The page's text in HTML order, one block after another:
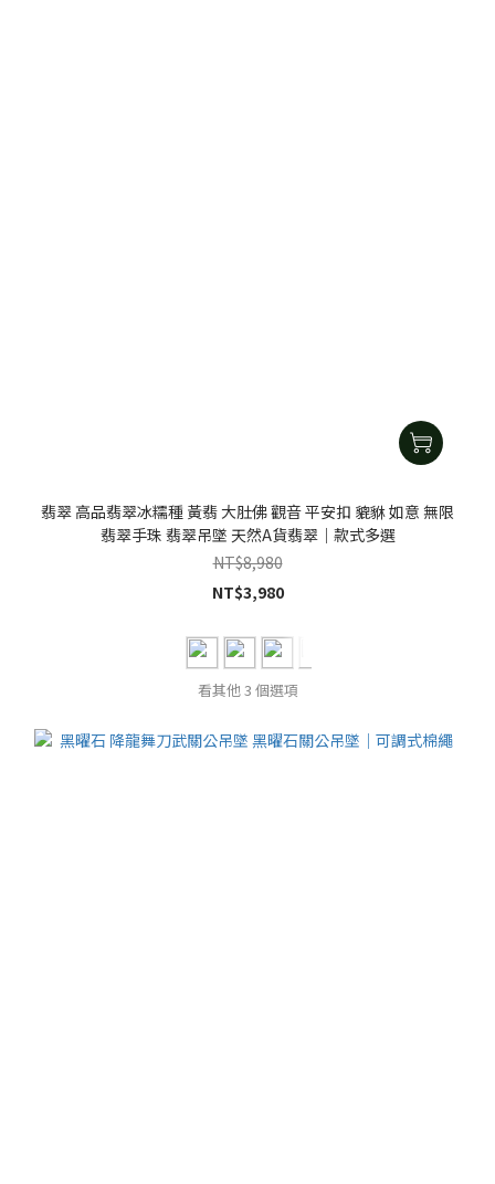
翡翠 高品翡翠冰糯種 黃翡 大肚佛 觀音 平安扣 貔貅 如意 無限
翡翠手珠 翡翠吊墜 天然A貨翡翠｜款式多選
NT$8,980
NT$3,980
看其他 3 個選項